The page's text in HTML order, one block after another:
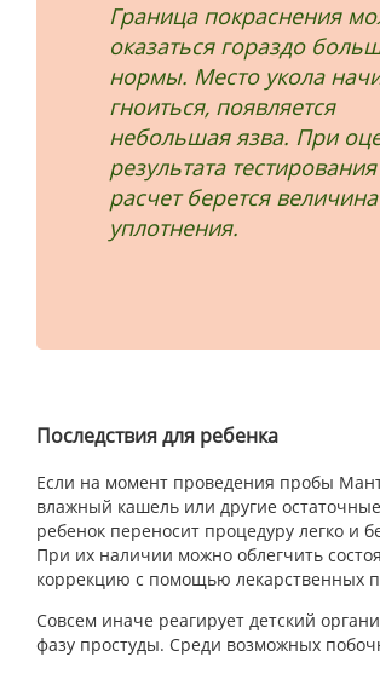
Граница покраснения
оказаться гораздо
нормы. Место укола
гноиться, появляется
небольшая язва. При
результата
расчет берется величина
уплотнения.
Последствия для ребенка
Если на момент проведения пробы
влажный кашель или другие
ребенок переносит процедуру легко и
При их наличии можно облегчить
коррекцию с помощью лекарственных
Совсем иначе реагирует детский
фазу простуды. Среди возможных